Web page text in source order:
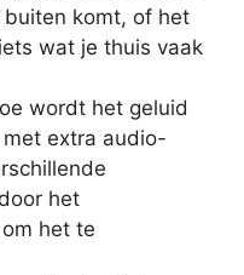
komt, of het
wat je thuis vaak
wordt het geluid
extra audio-
het
het te